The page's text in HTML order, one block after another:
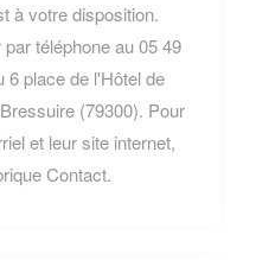
à votre disposition.
téléphone au 05 49
6 place de l'Hôtel de
(79300). Pour
et leur site internet,
Contact.